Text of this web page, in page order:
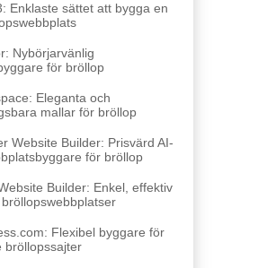
Enklaste sättet att bygga en
Nybörjarvänlig
för bröllop
Eleganta och
mallar för bröllop
Website Builder: Prisvärd AI-
för bröllop
Builder: Enkel, effektiv
Flexibel byggare för
bröllopssajter